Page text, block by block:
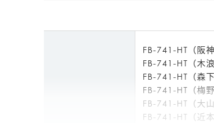
FB-741-HT（阪
FB-741-HT（木
FB-741-HT（森
FB-741-HT（梅
FB-741-HT（大
FB-741-HT（近